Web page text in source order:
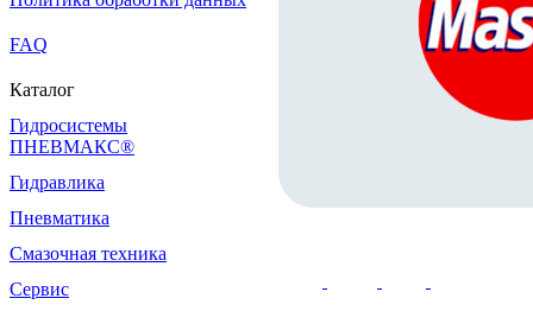
FAQ
Каталог
Гидросистемы
ПНЕВМАКС®
Гидравлика
Пневматика
Смазочная техника
Сервис